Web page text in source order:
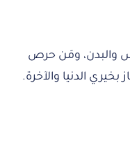
والبدن، ومَن حرص
بخيري الدنيا والآخرة.